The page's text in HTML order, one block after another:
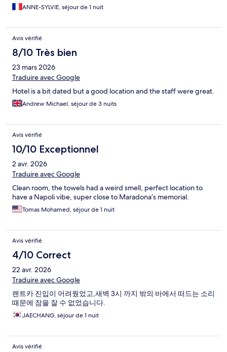
ANNE-SYLVIE, séjour de 1 nuit
Avis vérifié
8/10 Très bien
23 mars 2026
Traduire avec Google
Hotel is a bit dated but a good location and the staff were great.
Andrew Michael, séjour de 3 nuits
Avis vérifié
10/10 Exceptionnel
2 avr. 2026
Traduire avec Google
Clean room, the towels had a weird smell, perfect location to
have a Napoli vibe, super close to Maradona’s memorial.
Tomas Mohamed, séjour de 1 nuit
Avis vérifié
4/10 Correct
22 avr. 2026
Traduire avec Google
렌트카 진입이 어려웠었고,새벽 3시 까지 밖의 바에서 떠드는 소리
때문에 잠을 잘 수 없었습니다.
JAECHANG, séjour de 1 nuit
Avis vérifié